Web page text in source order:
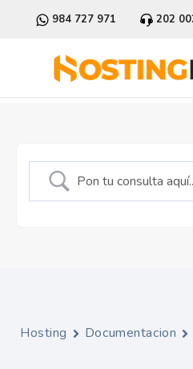
984 727 971 202
Hosting Documentacion